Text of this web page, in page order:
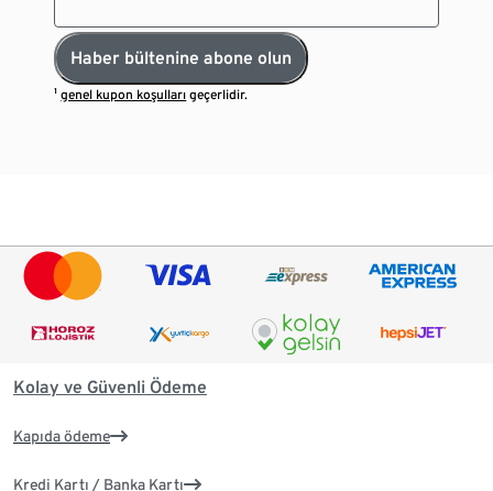
Haber bültenine abone olun
¹genel kupon koşulları geçerlidir.
Kolay ve Güvenli Ödeme
Kapıda ödeme
Kredi Kartı / Banka Kartı